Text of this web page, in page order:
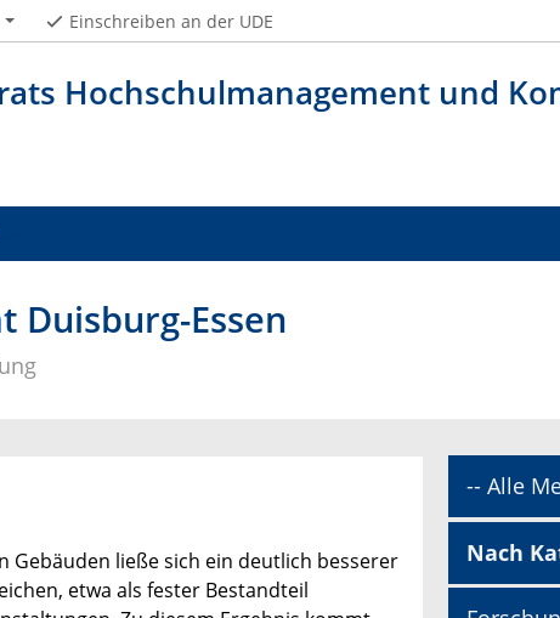
Hochschulmanagement und
Einschreiben an der UDE
Essen
Gebäuden ließe sich ein deutlich besserer
etwa als fester Bestandteil
-- Alle
Nach